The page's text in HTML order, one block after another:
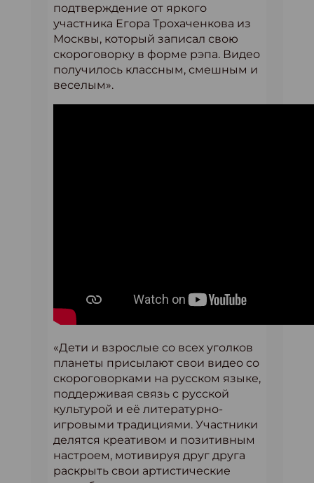
подтверждение от яркого
участника Егора Трохаченкова из
Москвы, который записал свою
скороговорку в форме рэпа. Видео
получилось классным, смешным и
веселым».
«Дети и взрослые со всех уголков
планеты присылают свои видео со
скороговорками на русском языке,
поддерживая связь с русской
культурой и её литературно-
игровыми традициями. Участники
делятся креативом и позитивным
настроем, мотивируя друг друга
раскрыть свои артистические